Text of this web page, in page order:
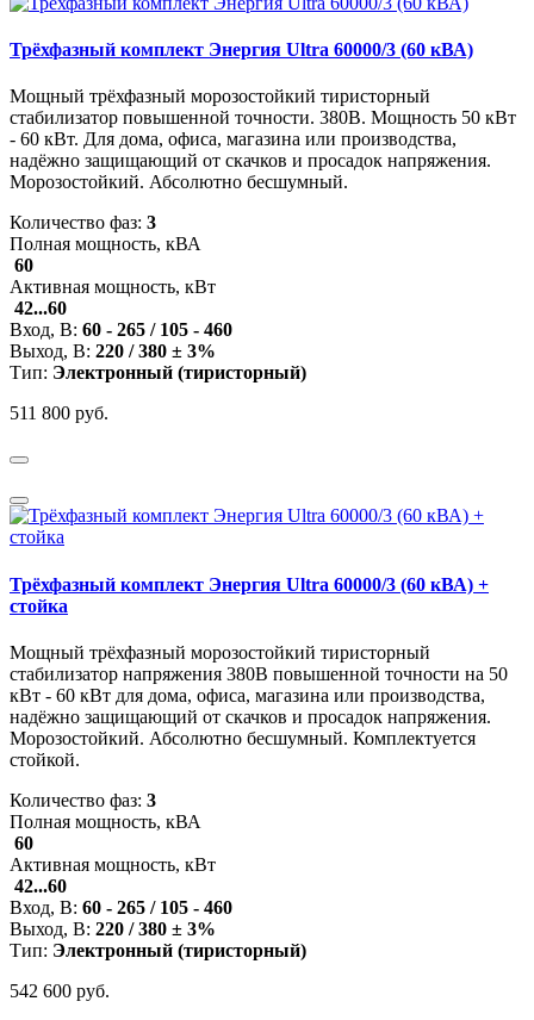
Трёхфазный комплект Энергия Ultra 60000/3 (60 кВА)
Мощный трёхфазный морозостойкий тиристорный
стабилизатор повышенной точности. 380В. Мощность 50 кВт
- 60 кВт. Для дома, офиса, магазина или производства,
надёжно защищающий от скачков и просадок напряжения.
Морозостойкий. Абсолютно бесшумный.
Количество фаз: 3
Полная мощность, кВА
60
Активная мощность, кВт
42...60
Вход, В: 60 - 265 / 105 - 460
Выход, В: 220 / 380 ± 3%
Тип: Электронный (тиристорный)
511 800 руб.
Трёхфазный комплект Энергия Ultra 60000/3 (60 кВА) +
стойка
Мощный трёхфазный морозостойкий тиристорный
стабилизатор напряжения 380В повышенной точности на 50
кВт - 60 кВт для дома, офиса, магазина или производства,
надёжно защищающий от скачков и просадок напряжения.
Морозостойкий. Абсолютно бесшумный. Комплектуется
стойкой.
Количество фаз: 3
Полная мощность, кВА
60
Активная мощность, кВт
42...60
Вход, В: 60 - 265 / 105 - 460
Выход, В: 220 / 380 ± 3%
Тип: Электронный (тиристорный)
542 600 руб.